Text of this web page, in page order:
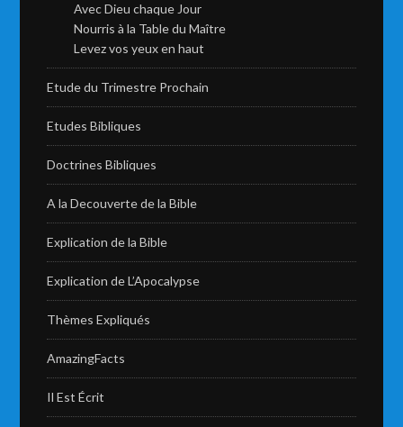
Avec Dieu chaque Jour
Nourris à la Table du Maître
Levez vos yeux en haut
Etude du Trimestre Prochain
Etudes Bibliques
Doctrines Bibliques
A la Decouverte de la Bible
Explication de la Bible
Explication de L’Apocalypse
Thèmes Expliqués
AmazingFacts
Il Est Écrit